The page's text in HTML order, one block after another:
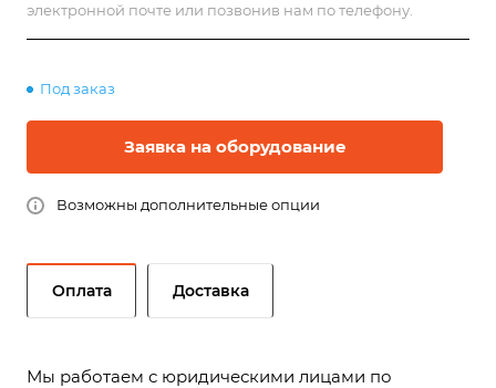
электронной почте или позвонив нам по телефону.
Под заказ
Заявка на оборудование
Возможны дополнительные опции
Оплата Доставка
Мы работаем с юридическими лицами по